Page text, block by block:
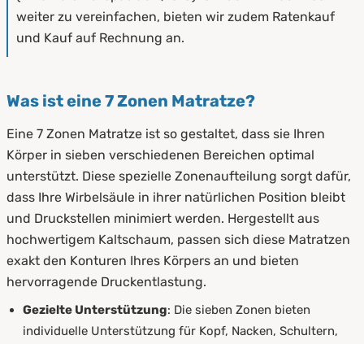
weiter zu vereinfachen, bieten wir zudem Ratenkauf
und Kauf auf Rechnung an.
Was ist eine 7 Zonen Matratze?
Eine 7 Zonen Matratze ist so gestaltet, dass sie Ihren
Körper in sieben verschiedenen Bereichen optimal
unterstützt. Diese spezielle Zonenaufteilung sorgt dafür,
dass Ihre Wirbelsäule in ihrer natürlichen Position bleibt
und Druckstellen minimiert werden. Hergestellt aus
hochwertigem Kaltschaum, passen sich diese Matratzen
exakt den Konturen Ihres Körpers an und bieten
hervorragende Druckentlastung.
Gezielte Unterstützung: Die sieben Zonen bieten
individuelle Unterstützung für Kopf, Nacken, Schultern,